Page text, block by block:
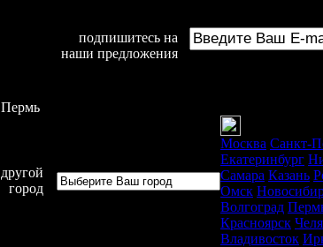
подпишитесь на
наши предложения
Пермь
другой
город
Москва Санкт-
Екатеринбург
Самара Казань
Омск
Волгоград
Красноярск
Владивосток